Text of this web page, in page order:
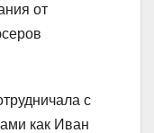
от
с
как Иван